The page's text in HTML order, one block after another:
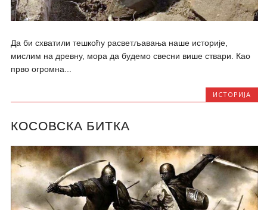
Да би схватили тешкоћу расветљавања наше историје,
мислим на древну, мора да будемо свесни више ствари. Као
прво огромна...
ИСТОРИЈА
КОСОВСКА БИТКА